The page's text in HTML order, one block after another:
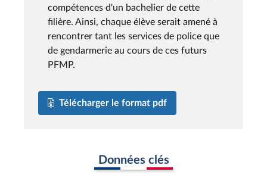
compétences d'un bachelier de cette
filière. Ainsi, chaque élève serait amené à
rencontrer tant les services de police que
de gendarmerie au cours de ces futurs
PFMP.
Télécharger le format pdf
Données clés